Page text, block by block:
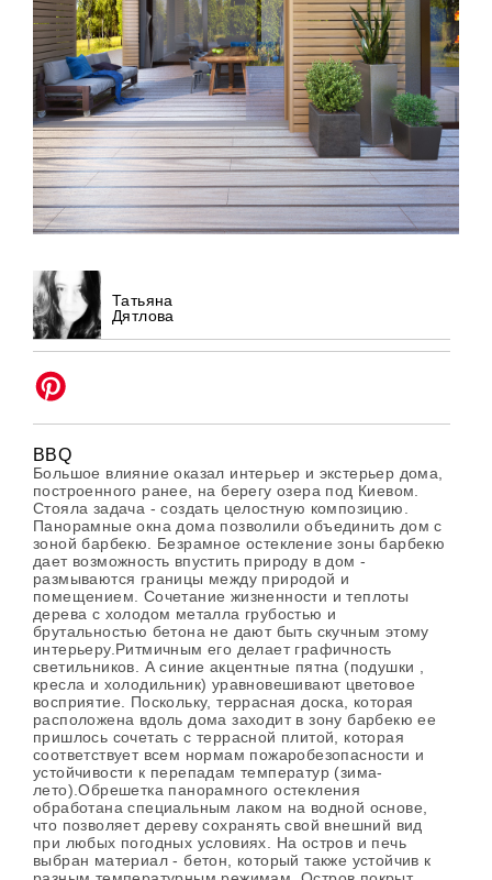
Татьяна
Дятлова
BBQ
Большое влияние оказал интерьер и экстерьер дома,
построенного ранее, на берегу озера под Киевом.
Стояла задача - создать целостную композицию.
Панорамные окна дома позволили объединить дом с
зоной барбекю. Безрамное остекление зоны барбекю
дает возможность впустить природу в дом -
размываются границы между природой и
помещением. Сочетание жизненности и теплоты
дерева с холодом металла грубостью и
брутальностью бетона не дают быть скучным этому
интерьеру.Ритмичным его делает графичность
светильников. А синие акцентные пятна (подушки ,
кресла и холодильник) уравновешивают цветовое
восприятие. Поскольку, террасная доска, которая
расположена вдоль дома заходит в зону барбекю ее
пришлось сочетать с террасной плитой, которая
соответствует всем нормам пожаробезопасности и
устойчивости к перепадам температур (зима-
лето).Обрешетка панорамного остекления
обработана специальным лаком на водной основе,
что позволяет дереву сохранять свой внешний вид
при любых погодных условиях. На остров и печь
выбран материал - бетон, который также устойчив к